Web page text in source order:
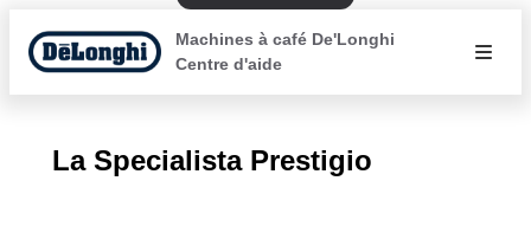
Machines à café De'Longhi
Centre d'aide
La Specialista Prestigio